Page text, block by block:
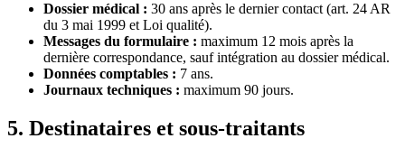
Dossier médical : 30 ans après le dernier contact (art. 24 AR
du 3 mai 1999 et Loi qualité).
Messages du formulaire : maximum 12 mois après la
dernière correspondance, sauf intégration au dossier médical.
Données comptables : 7 ans.
Journaux techniques : maximum 90 jours.
5. Destinataires et sous-traitants